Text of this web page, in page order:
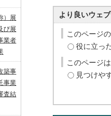
より良いウェ
このページ
役に立っ
このページ
見つけや
）展
び展
業者
築事
事業
査結